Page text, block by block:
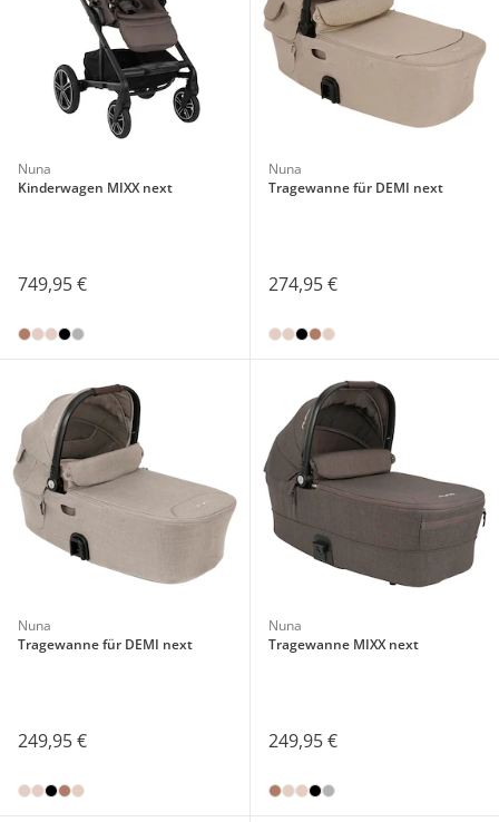
Nuna
Kinderwagen MIXX next
749,95 €
Nuna
Tragewanne für DEMI next
274,95 €
Nuna
Tragewanne für DEMI next
249,95 €
Nuna
Tragewanne MIXX next
249,95 €